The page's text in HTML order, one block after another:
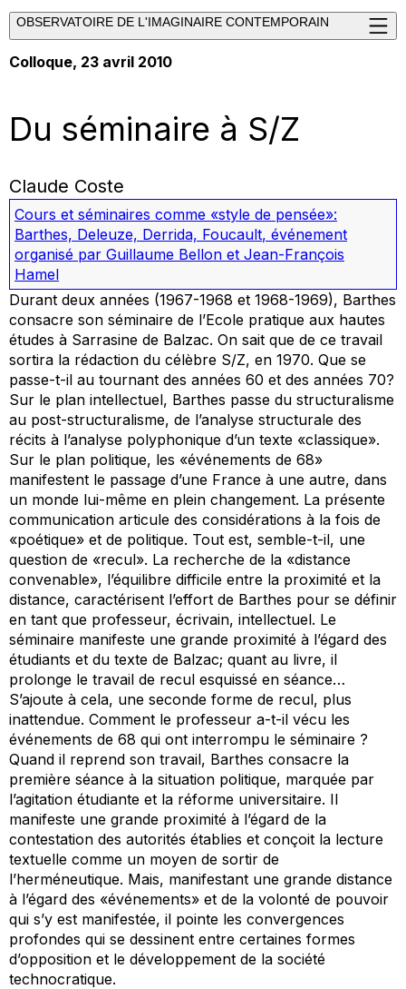
OBSERVATOIRE DE L'IMAGINAIRE CONTEMPORAIN
Colloque, 23 avril 2010
Du séminaire à S/Z
Claude Coste
Cours et séminaires comme «style de pensée»:
Barthes, Deleuze, Derrida, Foucault, événement
organisé par Guillaume Bellon et Jean-François
Hamel
Durant deux années (1967-1968 et 1968-1969), Barthes
consacre son séminaire de l’Ecole pratique aux hautes
études à Sarrasine de Balzac. On sait que de ce travail
sortira la rédaction du célèbre S/Z, en 1970. Que se
passe-t-il au tournant des années 60 et des années 70?
Sur le plan intellectuel, Barthes passe du structuralisme
au post-structuralisme, de l’analyse structurale des
récits à l’analyse polyphonique d’un texte «classique».
Sur le plan politique, les «événements de 68»
manifestent le passage d’une France à une autre, dans
un monde lui-même en plein changement. La présente
communication articule des considérations à la fois de
«poétique» et de politique. Tout est, semble-t-il, une
question de «recul». La recherche de la «distance
convenable», l’équilibre difficile entre la proximité et la
distance, caractérisent l’effort de Barthes pour se définir
en tant que professeur, écrivain, intellectuel. Le
séminaire manifeste une grande proximité à l’égard des
étudiants et du texte de Balzac; quant au livre, il
prolonge le travail de recul esquissé en séance…
S’ajoute à cela, une seconde forme de recul, plus
inattendue. Comment le professeur a-t-il vécu les
événements de 68 qui ont interrompu le séminaire ?
Quand il reprend son travail, Barthes consacre la
première séance à la situation politique, marquée par
l’agitation étudiante et la réforme universitaire. Il
manifeste une grande proximité à l’égard de la
contestation des autorités établies et conçoit la lecture
textuelle comme un moyen de sortir de
l’herméneutique. Mais, manifestant une grande distance
à l’égard des «événements» et de la volonté de pouvoir
qui s’y est manifestée, il pointe les convergences
profondes qui se dessinent entre certaines formes
d’opposition et le développement de la société
technocratique.